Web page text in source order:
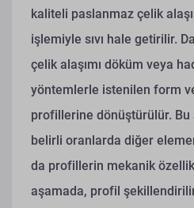
kaliteli paslanmaz çelik
işlemiyle sıvı hale getirilir.
çelik alaşımı döküm veya
yöntemlerle istenilen form
profillerine dönüştürülür. Bu
belirli oranlarda diğer
da profillerin mekanik
aşamada, profil